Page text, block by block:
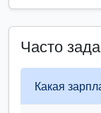
Часто
Какая